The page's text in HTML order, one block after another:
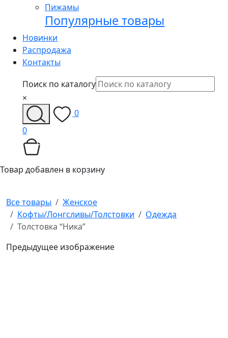
Пижамы
Популярные товары
Новинки
Распродажа
Контакты
Поиск по каталогу
×
0
0
Товар добавлен в корзину
Все товары
Женское
Кофты/Лонгсливы/Толстовки
Одежда
Толстовка “Ника”
Предыдущее изображение